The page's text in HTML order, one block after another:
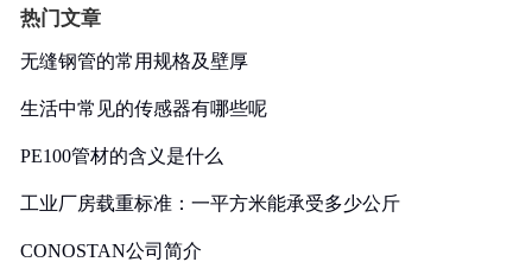
热门文章
无缝钢管的常用规格及壁厚
生活中常见的传感器有哪些呢
PE100管材的含义是什么
工业厂房载重标准：一平方米能承受多少公斤
CONOSTAN公司简介